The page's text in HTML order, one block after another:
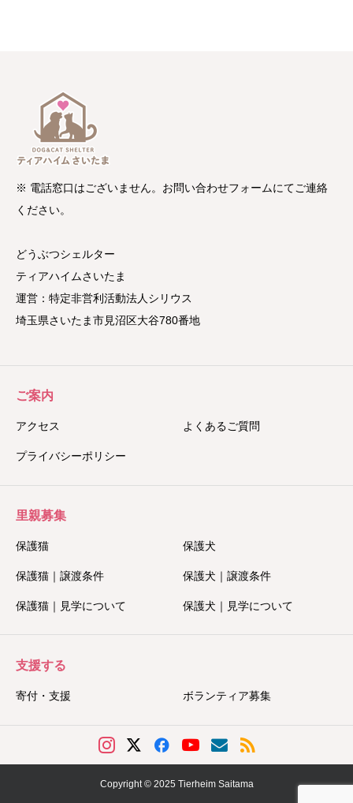
※ 電話窓口はございません。お問い合わせフォームにてご連絡
ください。
どうぶつシェルター
ティアハイムさいたま
運営：特定非営利活動法人シリウス
埼玉県さいたま市見沼区大谷780番地
ご案内
アクセス よくあるご質問
プライバシーポリシー
里親募集
保護猫 保護犬
保護猫｜譲渡条件 保護犬｜譲渡条件
保護猫｜見学について 保護犬｜見学について
支援する
寄付・支援 ボランティア募集
Copyright © 2025 Tierheim Saitama